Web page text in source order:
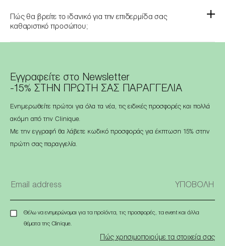
Πώς θα βρείτε το ιδανικό για την επιδερμίδα σας
καθαριστικό προσώπου;
Εγγραφείτε στο Newsletter
-15% ΣΤΗΝ ΠΡΩΤΗ ΣΑΣ ΠΑΡΑΓΓΕΛΙΑ
Ενημερωθείτε πρώτοι για όλα τα νέα, τις ειδικές προσφορές και πολλά
ακόμη από την Clinique.
Με την εγγραφή θα λάβετε κωδικό προσφοράς για έκπτωση 15% στην
πρώτη σας παραγγελία.
Θέλω να ενημερώνομαι για τα προϊόντα, τις προσφορές, τα event και άλλα
θέματα της Clinique.
Πώς χρησιμοποιούμε τα στοιχεία σας